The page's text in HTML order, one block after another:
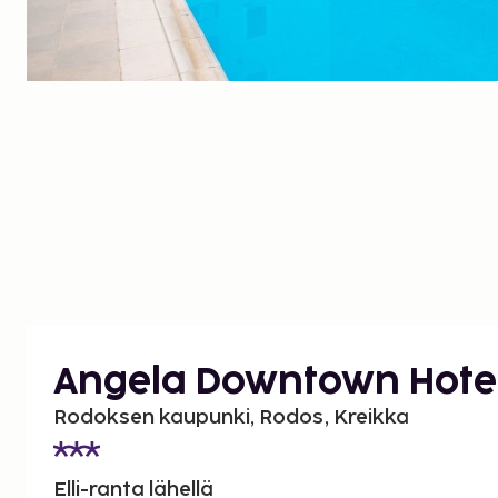
Angela Downtown
Rodoksen kaupunki, Rodos, Kreikka
Elli-ranta lähellä